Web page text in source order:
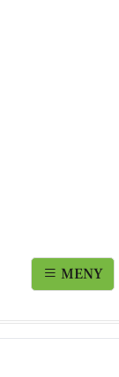
MENY